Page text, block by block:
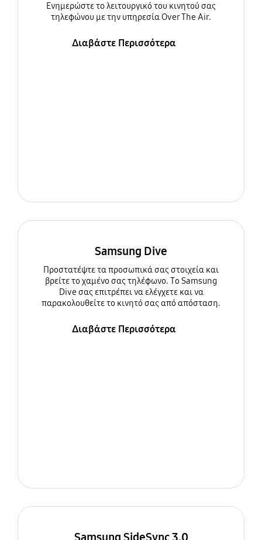
Ενημερώστε τo λειτουργικό του κινητού σας
τηλεφώνου με την υπηρεσία Over The Air.
Διαβάστε Περισσότερα
Samsung Dive
Προστατέψτε τα προσωπικά σας στοιχεία και
βρείτε το χαμένο σας τηλέφωνο. Το Samsung
Dive σας επιτρέπει να ελέγχετε και να
παρακολουθείτε το κινητό σας από απόσταση.
Διαβάστε Περισσότερα